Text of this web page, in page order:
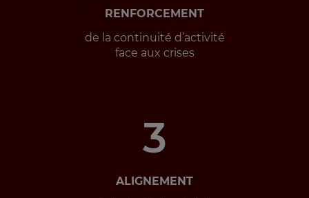
RENFORCEMENT
de la continuité d’activité
face aux crises
3
ALIGNEMENT